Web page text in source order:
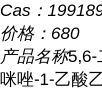
Cas：
价格： 680
产品名称5,6-
咪唑-1-乙酸